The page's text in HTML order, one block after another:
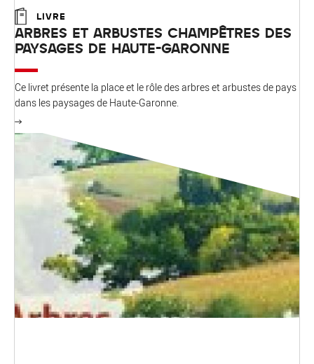
LIVRE
ARBRES ET ARBUSTES CHAMPÊTRES DES
PAYSAGES DE HAUTE-GARONNE
Ce livret présente la place et le rôle des arbres et arbustes de pays
dans les paysages de Haute-Garonne.